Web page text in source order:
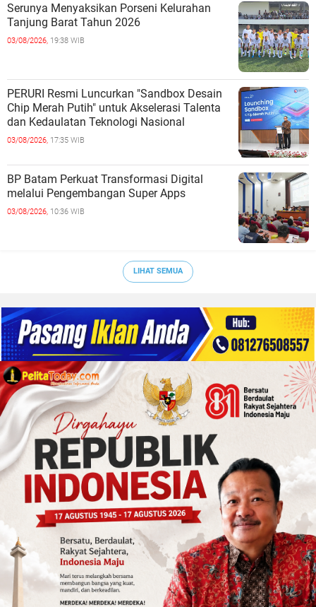
Serunya Menyaksikan Porseni Kelurahan
Tanjung Barat Tahun 2026
03/08/2026, 19:38 WIB
PERURI Resmi Luncurkan "Sandbox Desain
Chip Merah Putih" untuk Akselerasi Talenta
dan Kedaulatan Teknologi Nasional
03/08/2026, 17:35 WIB
BP Batam Perkuat Transformasi Digital
melalui Pengembangan Super Apps
03/08/2026, 10:36 WIB
LIHAT SEMUA